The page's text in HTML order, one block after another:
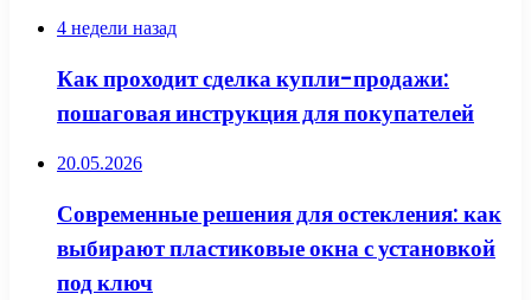
4 недели назад
Как проходит сделка купли-продажи:
пошаговая инструкция для покупателей
20.05.2026
Современные решения для остекления: как
выбирают пластиковые окна с установкой
под ключ